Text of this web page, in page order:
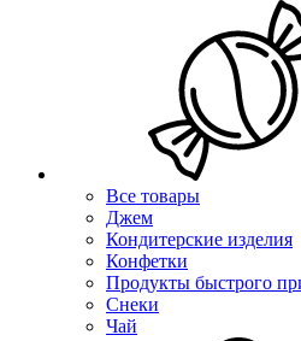
Все товары
Джем
Кондитерские изделия
Конфетки
Продукты быстрого
Снеки
Чай